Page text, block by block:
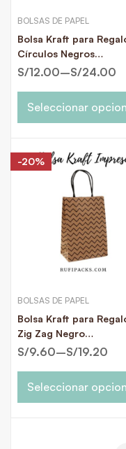
BOLSAS DE PAPEL
Bolsa Kraft para
Círculos Negros
25.5x12x31.5cms.
S/12.00–S/24.00
Seleccionar
-20%
BOLSAS DE PAPEL
Bolsa Kraft para
Zig Zag Negro
22x11x27cms.
S/9.60–S/19.20
Seleccionar